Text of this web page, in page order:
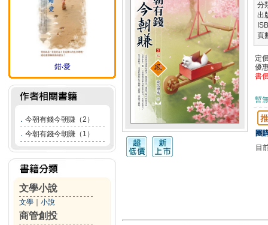
錯‧愛
． 今朝有錢今朝賺（2）
． 今朝有錢今朝賺（1）
文學小說
文學 小說
商管創投
分
出
頁
定
優
書
暫
團
目